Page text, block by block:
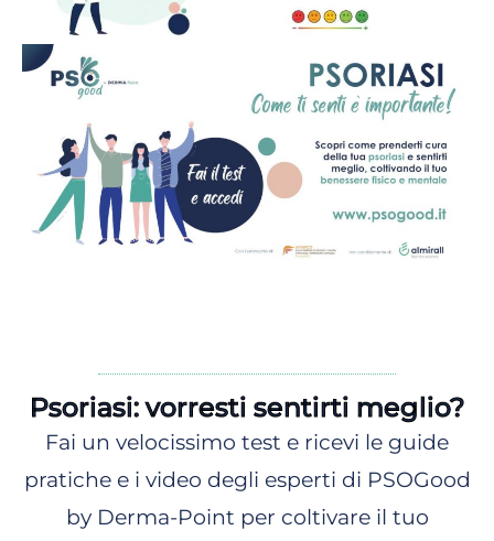
Psoriasi: vorresti sentirti meglio?
Fai un velocissimo test e ricevi le guide
pratiche e i video degli esperti di PSOGood
by Derma-Point per coltivare il tuo